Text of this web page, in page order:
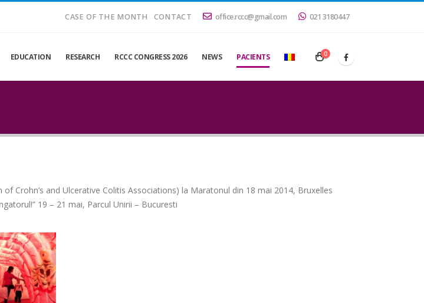
CASE OF THE MONTH CONTACT office.rccc@gmail.com 021 3180447
EDUCATION RESEARCH RCCC CONGRESS 2026 NEWS PACIENTS 0
Crohn’s and Ulcerative Colitis Associations) la Maratonul din 18 mai 2014, Bruxelles
19 – 21 mai, Parcul Unirii – Bucuresti